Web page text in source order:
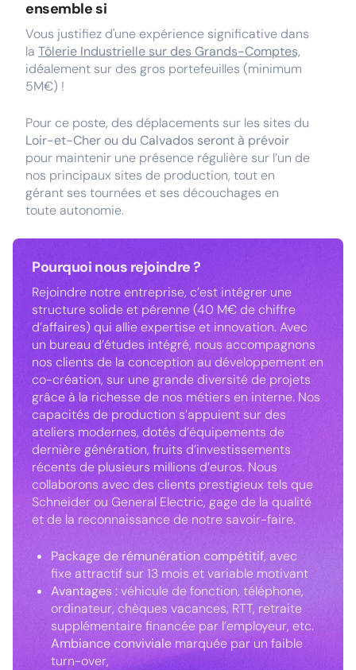
ensemble si
Vous justifiez d'une expérience significative dans
la Tôlerie Industrielle sur des Grands-Comptes,
idéalement sur des gros portefeuilles (minimum
5M€) !
Pour ce poste, des déplacements sur les sites du
Loir-et-Cher ou du Calvados seront à prévoir
pour maintenir une présence régulière sur l’un de
nos principaux sites de production, tout en
gérant ses tournées et ses découchages en
toute autonomie.
Pourquoi nous rejoindre ?
Rejoindre notre entreprise, c’est intégrer une
structure solide et pérenne (40 M€ de chiffre
d’affaires) qui allie expertise et innovation. Avec
un bureau d’études intégré, nous accompagnons
nos clients de la conception au développement en
co-création, sur une grande diversité de projets
grâce à la richesse de nos métiers en interne. Nos
capacités de production s’appuient sur des
ateliers modernes, dotés d’équipements de
dernière génération, fruits d’investissements
récents de plusieurs millions d’euros. Nous
collaborons avec des clients prestigieux tels que
Schneider ou General Electric, gage de la qualité
et de la reconnaissance de notre savoir-faire.
Package de rémunération compétitif, avec
fixe attractif sur 13 mois et variable motivant
Avantages: véhicule de fonction, téléphone,
ordinateur, chèques vacances, RTT, retraite
supplémentaire financée par l’employeur, etc.
Ambiance conviviale marquée par un faible
turn-over,